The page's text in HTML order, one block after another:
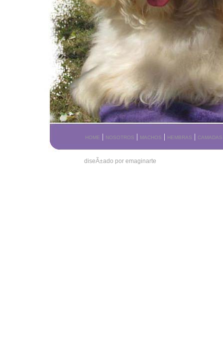
HOME | NOSOTROS | MACHOS | HEMBRAS | CAMADAS
diseÃ±ado por emaginarte